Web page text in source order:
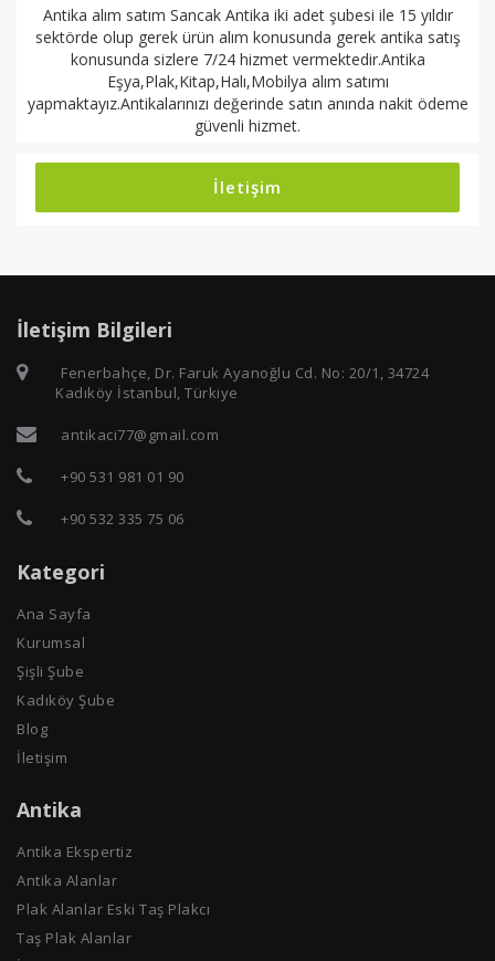
Antika alım satım Sancak Antika iki adet şubesi ile 15 yıldır
sektörde olup gerek ürün alım konusunda gerek antika satış
konusunda sizlere 7/24 hizmet vermektedir.Antika
Eşya,Plak,Kitap,Halı,Mobilya alım satımı
yapmaktayız.Antikalarınızı değerinde satın anında nakit ödeme
güvenli hizmet.
İletişim
İletişim Bilgileri
Fenerbahçe, Dr. Faruk Ayanoğlu Cd. No: 20/1, 34724
Kadıköy İstanbul, Türkiye
antikaci77@gmail.com
+90 531 981 01 90
+90 532 335 75 06
Kategori
Ana Sayfa
Kurumsal
Şişli Şube
Kadıköy Şube
Blog
İletişim
Antika
Antika Ekspertiz
Antika Alanlar
Plak Alanlar Eski Taş Plakcı
Taş Plak Alanlar